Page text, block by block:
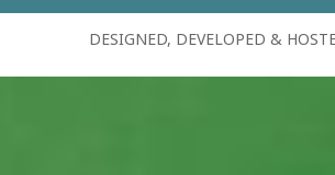
DESIGNED, DEVELOPED &